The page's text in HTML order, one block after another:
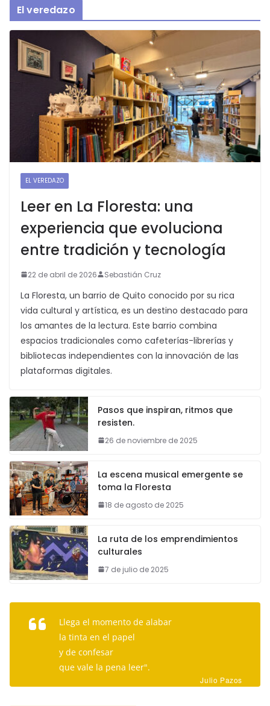
El veredazo
EL VEREDAZO
Leer en La Floresta: una
experiencia que evoluciona
entre tradición y tecnología
22 de abril de 2026 Sebastián Cruz
La Floresta, un barrio de Quito conocido por su rica
vida cultural y artística, es un destino destacado para
los amantes de la lectura. Este barrio combina
espacios tradicionales como cafeterías-librerías y
bibliotecas independientes con la innovación de las
plataformas digitales.
Pasos que inspiran, ritmos que
resisten.
26 de noviembre de 2025
La escena musical emergente se
toma la Floresta
18 de agosto de 2025
La ruta de los emprendimientos
culturales
7 de julio de 2025
Llega el momento de alabar
la tinta en el papel
y de confesar
que vale la pena leer".
Julio Pazos